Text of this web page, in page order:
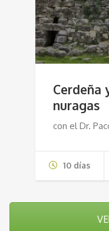
Cerdeña
nuragas
con el Dr.
10 días